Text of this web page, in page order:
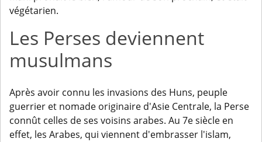
végétarien.
Les Perses deviennent
musulmans
Après avoir connu les invasions des Huns, peuple
guerrier et nomade originaire d'Asie Centrale, la Perse
connût celles de ses voisins arabes. Au 7e siècle en
effet, les Arabes, qui viennent d'embrasser l'islam,